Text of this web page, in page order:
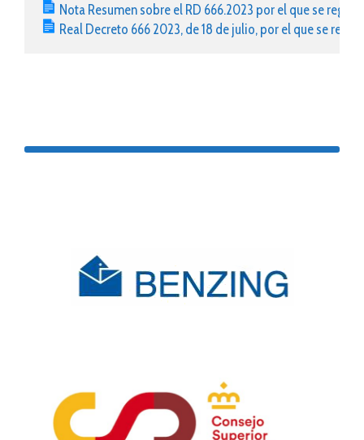
Nota Resumen sobre el RD 666.2023 por el que se
Real Decreto 666 2023, de 18 de julio, por el que se